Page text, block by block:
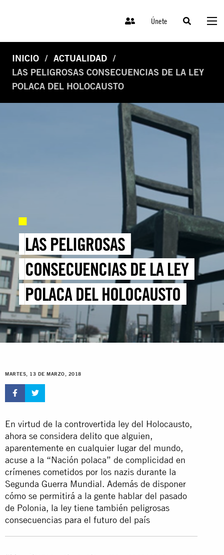
Únete
INICIO
ACTUALIDAD
LAS PELIGROSAS CONSECUENCIAS DE LA LEY
POLACA DEL HOLOCAUSTO
LAS PELIGROSAS
CONSECUENCIAS DE LA LEY
POLACA DEL HOLOCAUSTO
MARTES, 13 DE MARZO, 2018
En virtud de la controvertida ley del Holocausto,
ahora se considera delito que alguien,
aparentemente en cualquier lugar del mundo,
acuse a la “Nación polaca” de complicidad en
crímenes cometidos por los nazis durante la
Segunda Guerra Mundial. Además de disponer
cómo se permitirá a la gente hablar del pasado
de Polonia, la ley tiene también peligrosas
consecuencias para el futuro del país